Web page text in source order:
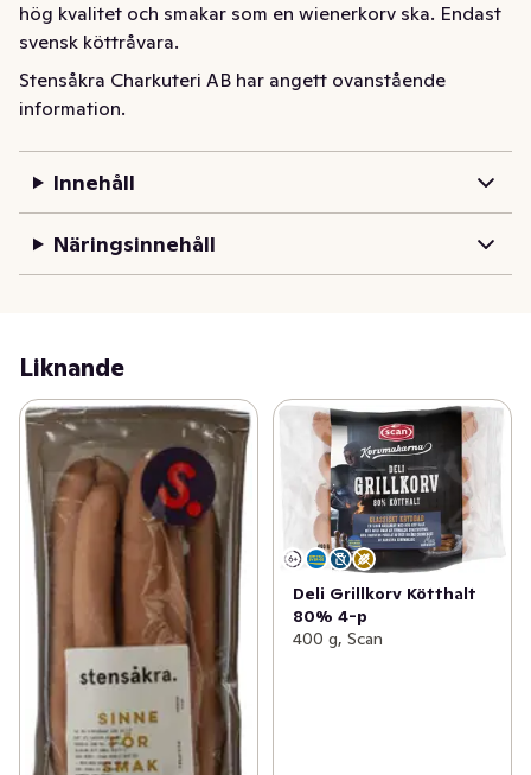
hög kvalitet och smakar som en wienerkorv ska. Endast
svensk köttråvara.
Stensåkra Charkuteri AB har angett ovanstående
information.
Innehåll
Näringsinnehåll
Liknande
Deli Grillkorv Kötthalt
80% 4-p
400 g, Scan